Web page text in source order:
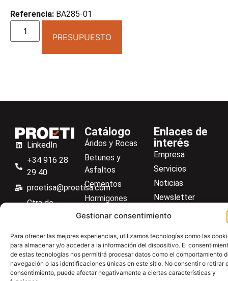
Gestionar consentimiento
Para ofrecer las mejores experiencias, utilizamos tecnologías como las
para almacenar y/o acceder a la información del dispositivo. El
de estas tecnologías nos permitirá procesar datos como el comportamiento
navegación o las identificaciones únicas en este sitio. No consentir o retirar
consentimiento, puede afectar negativamente a ciertas características y
Referencia: BA285-01
PRESUPUESTO
LinkedIn
+34 916 28
29 40
proetisa@proetisa.com
Ctra de
M-106, Km
4,1, 28110
Algete,
Madrid
Catálogo
Áridos y Rocas
Betunes y
Asfaltos
Cementos
Hormigones
Suelos
Aceros
Material general
Enlaces de
interés
Empresa
Servicios
Noticias
Newsletter
Descargas
Centro de ayuda